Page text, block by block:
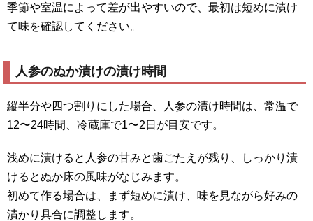
季節や室温によって差が出やすいので、最初は短めに漬け
て味を確認してください。
人参のぬか漬けの漬け時間
縦半分や四つ割りにした場合、人参の漬け時間は、常温で
12〜24時間、冷蔵庫で1〜2日が目安です。
浅めに漬けると人参の甘みと歯ごたえが残り、しっかり漬
けるとぬか床の風味がなじみます。
初めて作る場合は、まず短めに漬け、味を見ながら好みの
漬かり具合に調整します。